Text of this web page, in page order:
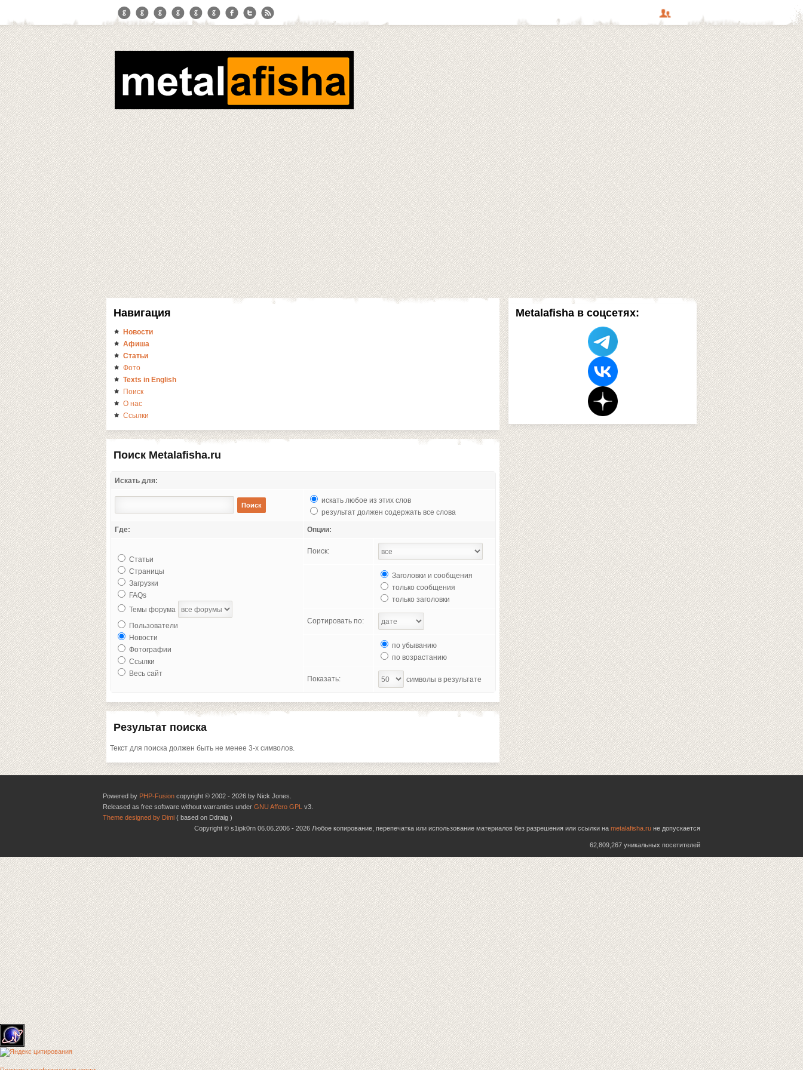
Metalafisha в соцсетях:
Навигация
Новости
Афиша
Статьи
Фото
Texts in English
Поиск
О нас
Ссылки
Поиск Metalafisha.ru
Искать для:
искать любое из этих слов
результат должен содержать все слова
Где: Опции:
Статьи
Страницы
Загрузки
FAQs
Темы форума
Пользователи
Новости
Фотографии
Ссылки
Весь сайт
Поиск:
Заголовки и сообщения
только сообщения
только заголовки
Сортировать по:
по убыванию
по возрастанию
Показать: символы в результате
Результат поиска
Текст для поиска должен быть не менее 3-х символов.
Powered by PHP-Fusion copyright © 2002 - 2026 by Nick Jones.
Released as free software without warranties under GNU Affero GPL v3.
Theme designed by Dimi ( based on Ddraig )
Copyright © s1ipk0rn 06.06.2006 - 2026 Любое копирование, перепечатка или использование материалов без разрешения или ссылки на metalafisha.ru не допускается
62,809,267 уникальных посетителей